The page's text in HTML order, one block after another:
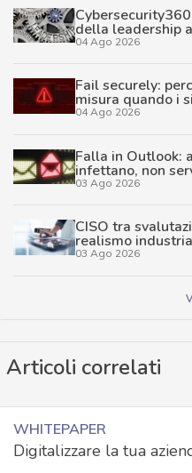
della leadership
04 Ago 2026
Fail securely:
misura quando i
04 Ago 2026
Falla in Outlook:
infettano, non
03 Ago 2026
CISO tra
realismo
03 Ago 2026
Articoli correlati
WHITEPAPER
Digitalizzare la tua